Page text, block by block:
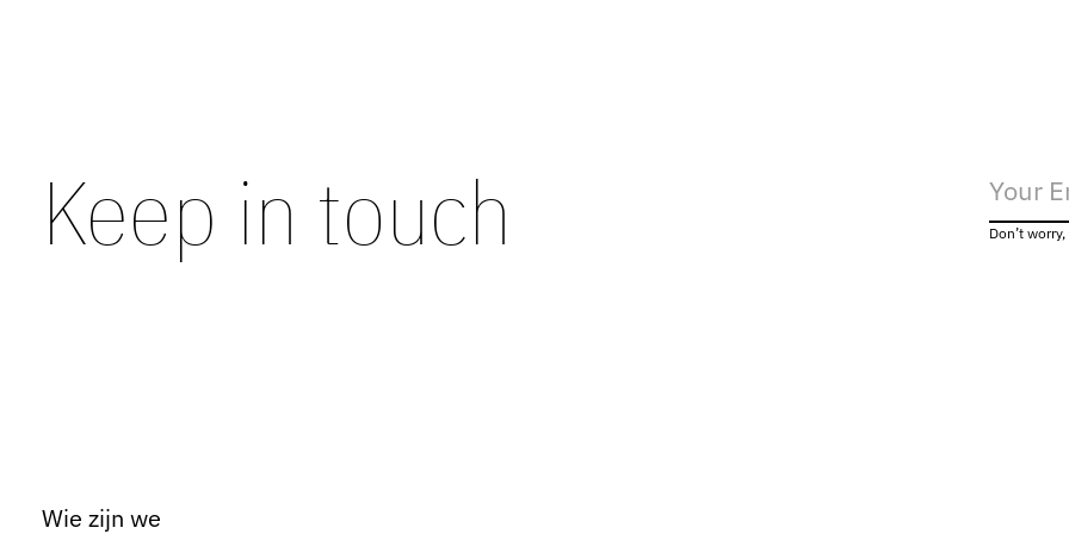
Keep in touch Don’t
Wie zijn we